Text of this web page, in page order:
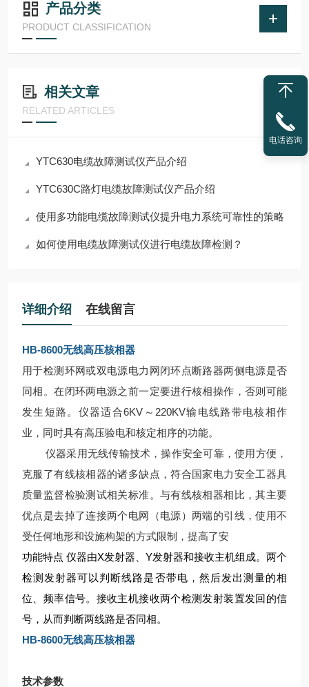
产品分类
PRODUCT CLASSIFICATION
相关文章
RELATED ARTICLES
YTC630电缆故障测试仪产品介绍
YTC630C路灯电缆故障测试仪产品介绍
使用多功能电缆故障测试仪提升电力系统可靠性的策略
如何使用电缆故障测试仪进行电缆故障检测？
详细介绍 在线留言
HB-8600无线高压核相器
用于检测环网或双电源电力网闭环点断路器两侧电源是否
同相。在闭环两电源之前一定要进行核相操作，否则可能
发生短路。仪器适合6KV～220KV输电线路带电核相作
业，同时具有高压验电和核定相序的功能。
仪器采用无线传输技术，操作安全可靠，使用方便，
克服了有线核相器的诸多缺点，符合国家电力安全工器具
质量监督检验测试相关标准。与有线核相器相比，其主要
优点是去掉了连接两个电网（电源）两端的引线，使用不
受任何地形和设施构架的方式限制，提高了安
功能特点 仪器由X发射器、Y发射器和接收主机组成。两个
检测发射器可以判断线路是否带电，然后发出测量的相
位、频率信号。接收主机接收两个检测发射装置发回的信
号，从而判断两线路是否同相。
HB-8600无线高压核相器
技术参数
电话咨询